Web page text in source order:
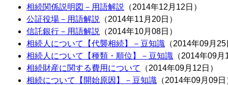
相続関係説明図－用語解説
（2014年12月12日）
公証役場－用語解説
（2014年11月20日）
信託銀行－用語解説
（2014年10月08日）
相続人について【代襲相続】－豆知識 （2014年09月
相続人について【種類・順位】－豆知識 （2014年09
相続財産に関する費用について
（2014年09月12日）
相続について【開始原因】－豆知識 （2014年09月09日